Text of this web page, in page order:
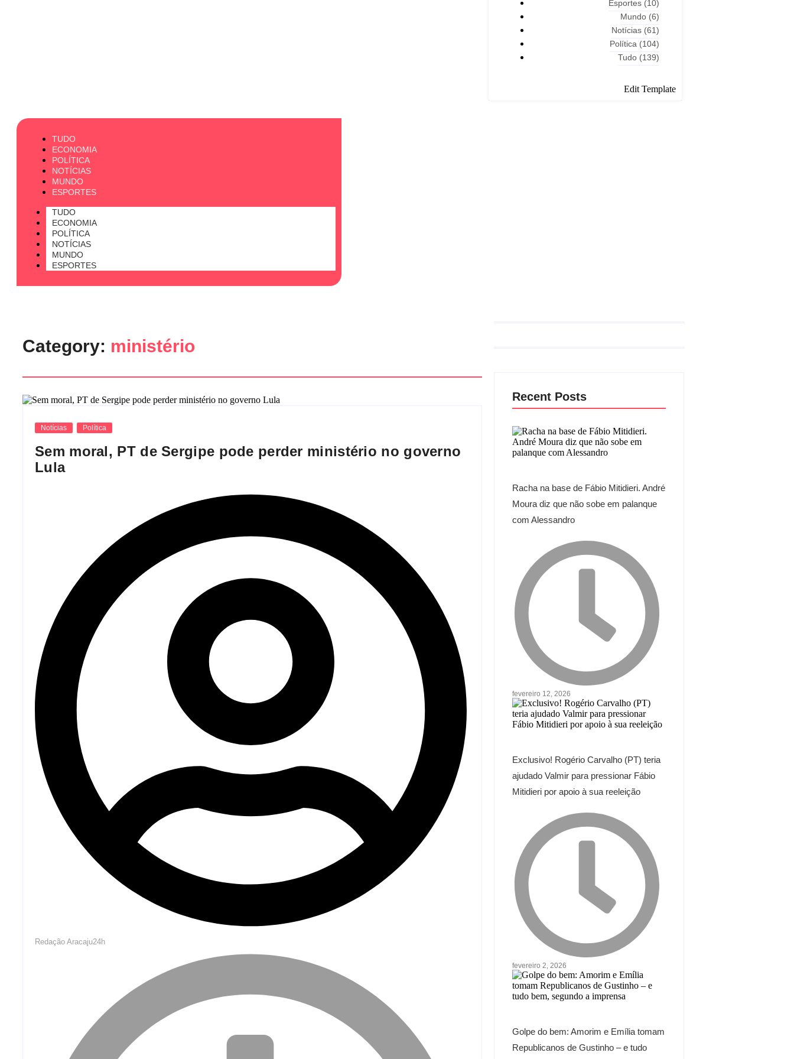
Esportes (10)
Mundo (6)
Notícias (61)
Política (104)
Tudo (139)
Edit Template
TUDO
ECONOMIA
POLÍTICA
NOTÍCIAS
MUNDO
ESPORTES
TUDO
ECONOMIA
POLÍTICA
NOTÍCIAS
MUNDO
ESPORTES
Category: ministério
Notícias Política
Sem moral, PT de Sergipe pode perder ministério no governo
Lula
Redação Aracaju24h
Recent Posts
Racha na base de Fábio Mitidieri. André
Moura diz que não sobe em palanque
com Alessandro
fevereiro 12, 2026
Exclusivo! Rogério Carvalho (PT) teria
ajudado Valmir para pressionar Fábio
Mitidieri por apoio à sua reeleição
fevereiro 2, 2026
Golpe do bem: Amorim e Emília tomam
Republicanos de Gustinho – e tudo